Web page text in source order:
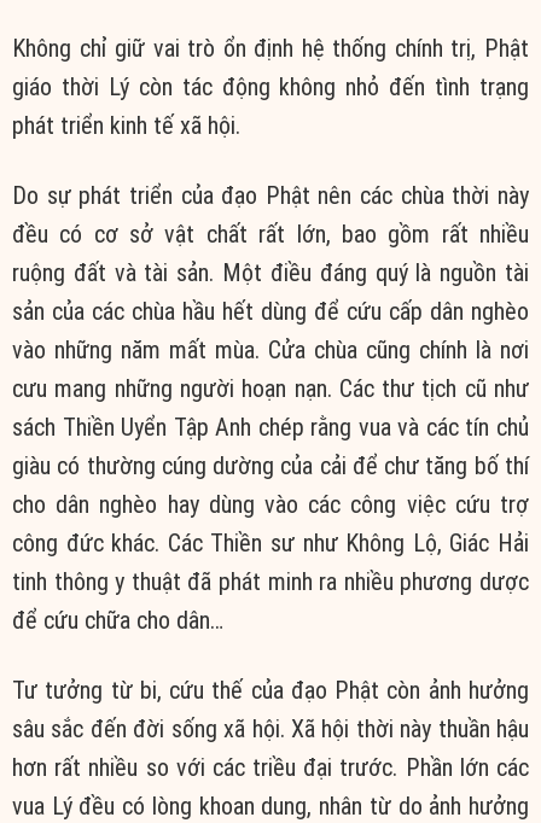
Không chỉ giữ vai trò ổn định hệ thống chính trị, Phật
giáo thời Lý còn tác động không nhỏ đến tình trạng
phát triển kinh tế xã hội.
Do sự phát triển của đạo Phật nên các chùa thời này
đều có cơ sở vật chất rất lớn, bao gồm rất nhiều
ruộng đất và tài sản. Một điều đáng quý là nguồn tài
sản của các chùa hầu hết dùng để cứu cấp dân nghèo
vào những năm mất mùa. Cửa chùa cũng chính là nơi
cưu mang những người hoạn nạn. Các thư tịch cũ như
sách Thiền Uyển Tập Anh chép rằng vua và các tín chủ
giàu có thường cúng dường của cải để chư tăng bố thí
cho dân nghèo hay dùng vào các công việc cứu trợ
công đức khác. Các Thiền sư như Không Lộ, Giác Hải
tinh thông y thuật đã phát minh ra nhiều phương dược
để cứu chữa cho dân…
Tư tưởng từ bi, cứu thế của đạo Phật còn ảnh hưởng
sâu sắc đến đời sống xã hội. Xã hội thời này thuần hậu
hơn rất nhiều so với các triều đại trước. Phần lớn các
vua Lý đều có lòng khoan dung, nhân từ do ảnh hưởng